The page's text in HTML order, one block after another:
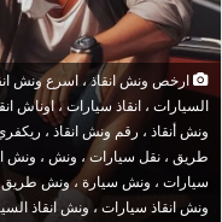
ارخص ونش انقاذ ، اسرع ونش
السيارات ، انقاذ سيارات ، اوناش
ونش أنقاذ ، رقم ونش انقاذ ،
طريق ، نقل سيارات ، ونش ، ونش
سيارات ، ونش سيارة ، ونش
ونش انقاذ سيارات ، ونش انقاذ